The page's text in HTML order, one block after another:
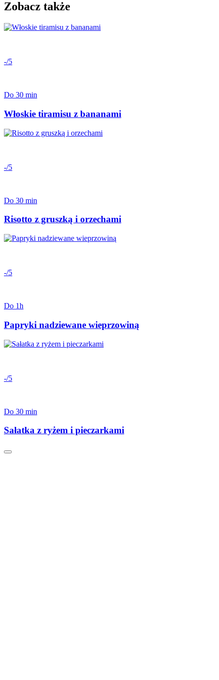
Zobacz także
-/5
Do 30 min
Włoskie tiramisu z bananami
-/5
Do 30 min
Risotto z gruszką i orzechami
-/5
Do 1h
Papryki nadziewane wieprzowiną
-/5
Do 30 min
Sałatka z ryżem i pieczarkami